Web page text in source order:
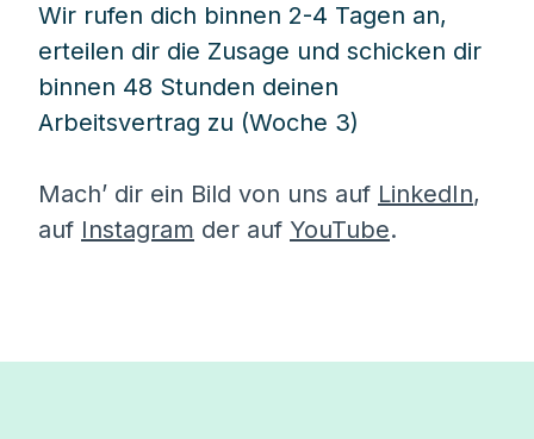
Wir rufen dich binnen 2-4 Tagen an,
erteilen dir die Zusage und schicken dir
binnen 48 Stunden deinen
Arbeitsvertrag zu (Woche 3)
Mach’ dir ein Bild von uns auf LinkedIn,
auf Instagram der auf YouTube.